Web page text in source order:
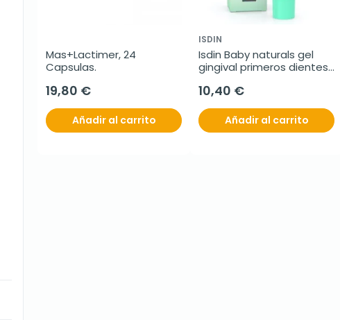
Mas+Lactimer, 24
Capsulas.
19,80 €
Añadir al carrito
ISDIN
Isdin Baby naturals gel
gingival primeros dientes,
10,40 €
Añadir al carrito